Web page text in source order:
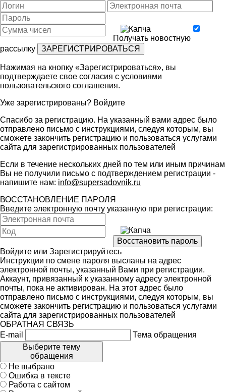
Получать новостную
рассылку
Нажимая на кнопку «Зарегистрироваться», вы
подтверждаете свое согласия с условиями
пользовательского соглашения.
Уже зарегистрированы? Войдите
Спасибо за регистрацию. На указанный вами адрес было
отправлено письмо с инструкциями, следуя которым, вы
сможете закончить регистрацию и пользоваться услугами
сайта для зарегистрированных пользователей
Если в течение нескольких дней по тем или иным причинам
Вы не получили письмо с подтверждением регистрации -
напишите нам: info@supersadovnik.ru
ВОССТАНОВЛЕНИЕ ПАРОЛЯ
Введите электронную почту указанную при регистрации:
Войдите или Зарегистрируйтесь
Инструкции по смене пароля высланы на адрес
электронной почты, указанный Вами при регистрации.
Аккаунт, привязанный к указанному адресу электронной
почты, пока не активирован. На этот адрес было
отправлено письмо с инструкциями, следуя которым, вы
сможете закончить регистрацию и пользоваться услугами
сайта для зарегистрированных пользователей
ОБРАТНАЯ СВЯЗЬ
E-mail
Тема обращения
Выберите тему
обращения
Не выбрано
Ошибка в тексте
Работа с сайтом